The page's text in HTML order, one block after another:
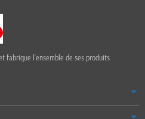
fabrique l’ensemble de ses produits